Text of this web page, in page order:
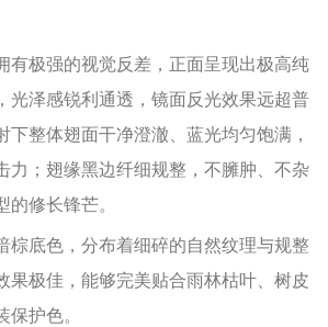
有极强的视觉反差，正面呈现出极高纯
光泽感锐利通透，镜面反光效果远超普
下整体翅面干净澄澈、蓝光均匀饱满，
力；翅缘黑边纤细规整，不臃肿、不杂
的修长锋芒。
棕底色，分布着细碎的自然纹理与规整
果极佳，能够完美贴合雨林枯叶、树皮
保护色。